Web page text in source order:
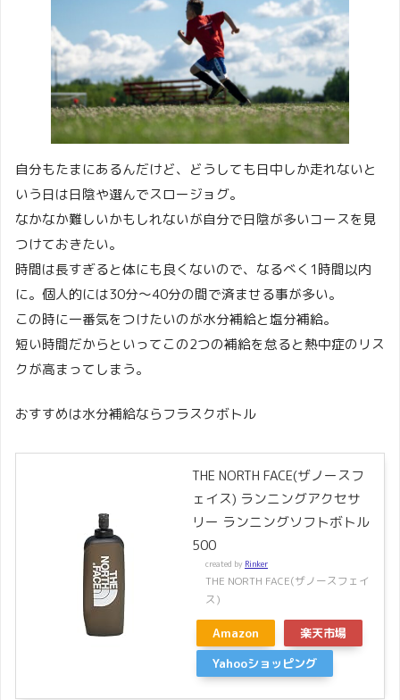
自分もたまにあるんだけど、どうしても日中しか走れないと
いう日は日陰や選んでスロージョグ。
なかなか難しいかもしれないが自分で日陰が多いコースを見
つけておきたい。
時間は長すぎると体にも良くないので、なるべく1時間以内
に。個人的には30分〜40分の間で済ませる事が多い。
この時に一番気をつけたいのが水分補給と塩分補給。
短い時間だからといってこの2つの補給を怠ると熱中症のリス
クが高まってしまう。
おすすめは水分補給ならフラスクボトル
THE NORTH FACE(ザノースフ
ェイス) ランニングアクセサ
リー ランニングソフトボトル
500
created by Rinker
THE NORTH FACE(ザノースフェイ
ス)
Amazon
楽天市場
Yahooショッピング